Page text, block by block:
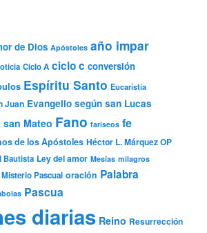
de Dios Apóstoles año impar
Ciclo A ciclo c conversión
Espíritu Santo Eucaristía
Juan Evangelio según san Lucas
Mateo Fano fariseos fe
de los Apóstoles Héctor L. Márquez OP
Bautista Ley del amor Mesías milagros
Misterio Pascual oración Palabra
Pascua
diarias Reino Resurrección